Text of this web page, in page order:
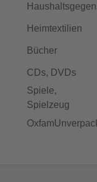
Heimtextilien
Bücher
CDs, DVDs
Spiele,
Spielzeug